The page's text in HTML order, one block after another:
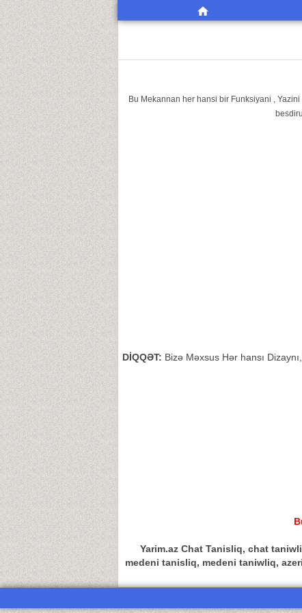
Bu Mekannan her hansi bir Funksiyani ,
DİQQƏT: Bizə Məxsus Hər hansı
Yarim.az Chat Tanisliq, chat
medeni tanisliq, medeni taniwliq,